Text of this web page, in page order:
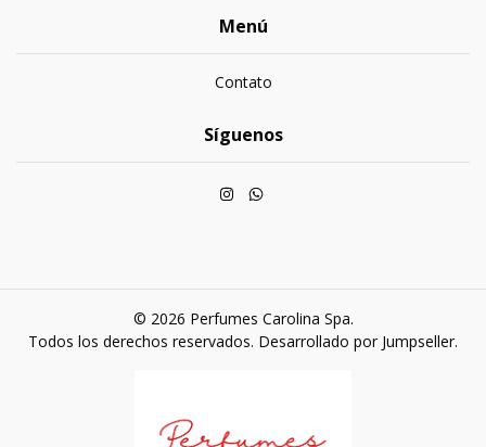
Menú
Contato
Síguenos
© 2026 Perfumes Carolina Spa.
Todos los derechos reservados. Desarrollado por Jumpseller.